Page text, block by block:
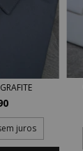
juros